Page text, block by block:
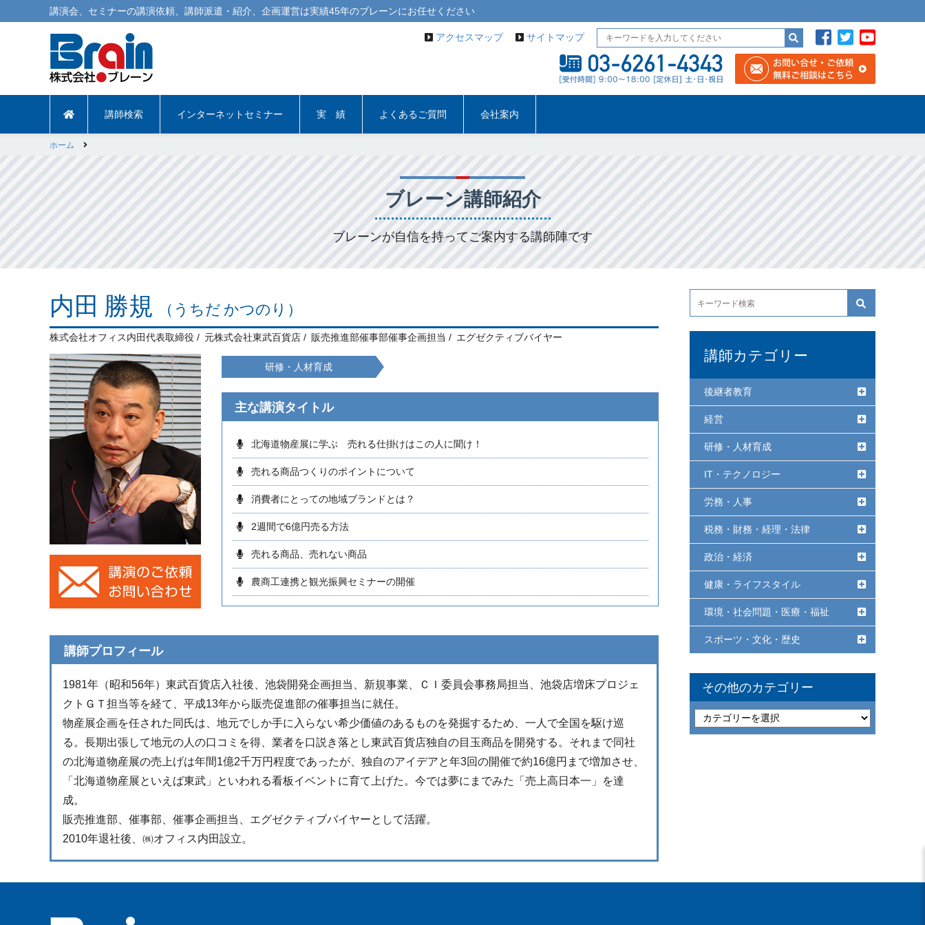
講演会 セミナーの講演依頼 講師派遣 ・紹介、企画運営は実績45年のブレーンにお任せください
アクセスマップ サイトマップ
講師検索 インターネットセミナー 実 績 よくあるご質問 会社案内
ホーム
ブレーン講師紹介
ブレーンが自信を持ってご案内する講師陣です
内田 勝規 （うちだ かつのり）
株式会社オフィス内田代表取締役 元株式会社東武百貨店 販売推進部催事部催事企画担当 エグゼクティブバイヤー
研修・人材育成
主な講演タイトル
北海道物産展に学ぶ 売れる仕掛けはこの人に聞け！
売れる商品つくりのポイントについて
消費者にとっての地域ブランドとは？
2週間で6億円売る方法
売れる商品、売れない商品
農商工連携と観光振興セミナーの開催
講師プロフィール
1981年（昭和56年）東武百貨店入社後、池袋開発企画担当、新規事業、ＣＩ委員会事務局担当、池袋店増床プロジェ
クトＧＴ担当等を経て、平成13年から販売促進部の催事担当に就任。
物産展企画を任された同氏は、地元でしか手に入らない希少価値のあるものを発掘するため、一人で全国を駆け巡
る。長期出張して地元の人の口コミを得、業者を口説き落とし東武百貨店独自の目玉商品を開発する。それまで同社
の北海道物産展の売上げは年間1億2千万円程度であったが、独自のアイデアと年3回の開催で約16億円まで増加させ、
「北海道物産展といえば東武」といわれる看板イベントに育て上げた。今では夢にまでみた「売上高日本一」を達
成。
販売推進部、催事部、催事企画担当、エグゼクティブバイヤーとして活躍。
2010年退社後、㈱オフィス内田設立。
講師カテゴリー
後継者教育
経営
研修・人材育成
IT・テクノロジー
労務・人事
税務・財務・経理・法律
政治・経済
健康・ライフスタイル
環境・社会問題・医療・福祉
スポーツ・文化・歴史
その他のカテゴリー